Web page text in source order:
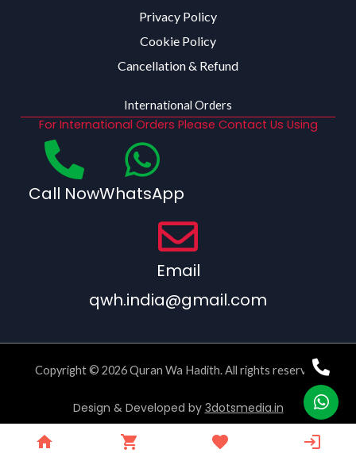
Privacy Policy
Cookie Policy
Cancellation & Refund
International Orders
For International Orders Please Contact Us Using
Call NowWhatsApp
Email
qwh.india@gmail.com
Copyright © 2026 Quran Wa Hadith. All rights reserved.
Design & Developed by 3dotsmedia.in